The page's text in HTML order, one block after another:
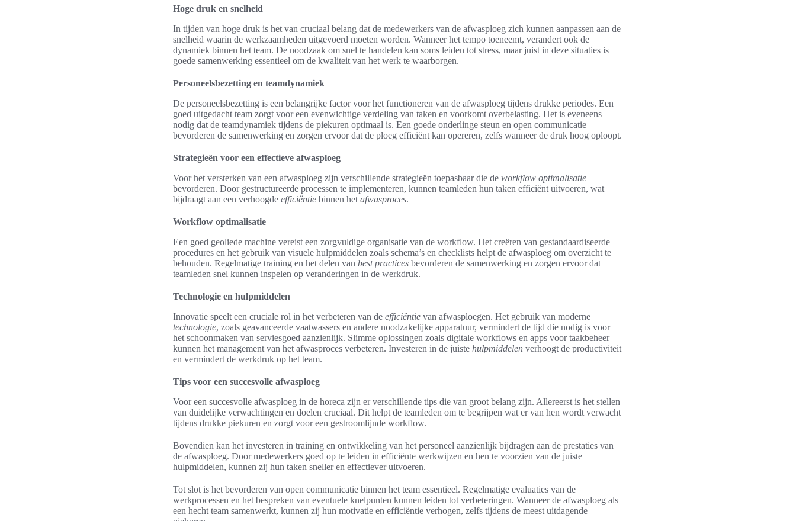
Hoge druk en snelheid
In tijden van hoge druk is het van cruciaal belang dat de medewerkers van de afwasploeg zich kunnen aanpassen aan de
snelheid waarin de werkzaamheden uitgevoerd moeten worden. Wanneer het tempo toeneemt, verandert ook de
dynamiek binnen het team. De noodzaak om snel te handelen kan soms leiden tot stress, maar juist in deze situaties is
goede samenwerking essentieel om de kwaliteit van het werk te waarborgen.
Personeelsbezetting en teamdynamiek
De personeelsbezetting is een belangrijke factor voor het functioneren van de afwasploeg tijdens drukke periodes. Een
goed uitgedacht team zorgt voor een evenwichtige verdeling van taken en voorkomt overbelasting. Het is eveneens
nodig dat de teamdynamiek tijdens de piekuren optimaal is. Een goede onderlinge steun en open communicatie
bevorderen de samenwerking en zorgen ervoor dat de ploeg efficiënt kan opereren, zelfs wanneer de druk hoog oploopt.
Strategieën voor een effectieve afwasploeg
Voor het versterken van een afwasploeg zijn verschillende strategieën toepasbaar die de workflow optimalisatie
bevorderen. Door gestructureerde processen te implementeren, kunnen teamleden hun taken efficiënt uitvoeren, wat
bijdraagt aan een verhoogde efficiëntie binnen het afwasproces.
Workflow optimalisatie
Een goed geoliede machine vereist een zorgvuldige organisatie van de workflow. Het creëren van gestandaardiseerde
procedures en het gebruik van visuele hulpmiddelen zoals schema’s en checklists helpt de afwasploeg om overzicht te
behouden. Regelmatige training en het delen van best practices bevorderen de samenwerking en zorgen ervoor dat
teamleden snel kunnen inspelen op veranderingen in de werkdruk.
Technologie en hulpmiddelen
Innovatie speelt een cruciale rol in het verbeteren van de efficiëntie van afwasploegen. Het gebruik van moderne
technologie, zoals geavanceerde vaatwassers en andere noodzakelijke apparatuur, vermindert de tijd die nodig is voor
het schoonmaken van serviesgoed aanzienlijk. Slimme oplossingen zoals digitale workflows en apps voor taakbeheer
kunnen het management van het afwasproces verbeteren. Investeren in de juiste hulpmiddelen verhoogt de productiviteit
en vermindert de werkdruk op het team.
Tips voor een succesvolle afwasploeg
Voor een succesvolle afwasploeg in de horeca zijn er verschillende tips die van groot belang zijn. Allereerst is het stellen
van duidelijke verwachtingen en doelen cruciaal. Dit helpt de teamleden om te begrijpen wat er van hen wordt verwacht
tijdens drukke piekuren en zorgt voor een gestroomlijnde workflow.
Bovendien kan het investeren in training en ontwikkeling van het personeel aanzienlijk bijdragen aan de prestaties van
de afwasploeg. Door medewerkers goed op te leiden in efficiënte werkwijzen en hen te voorzien van de juiste
hulpmiddelen, kunnen zij hun taken sneller en effectiever uitvoeren.
Tot slot is het bevorderen van open communicatie binnen het team essentieel. Regelmatige evaluaties van de
werkprocessen en het bespreken van eventuele knelpunten kunnen leiden tot verbeteringen. Wanneer de afwasploeg als
een hecht team samenwerkt, kunnen zij hun motivatie en efficiëntie verhogen, zelfs tijdens de meest uitdagende